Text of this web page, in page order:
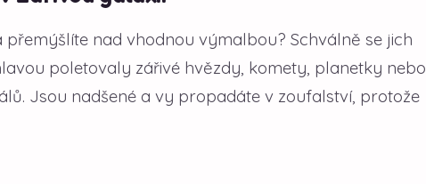
nad vhodnou výmalbou? Schválně se jich
poletovaly zářivé hvězdy, komety, planetky nebo
Jsou nadšené a vy propadáte v zoufalství, protože